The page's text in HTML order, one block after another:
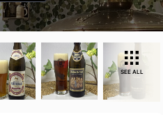
SEE ALL